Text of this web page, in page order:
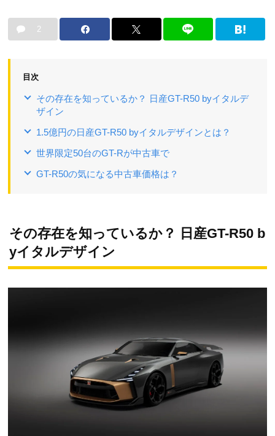
2
目次
その存在を知っているか？ 日産GT-R50 byイタルデ
ザイン
1.5億円の日産GT-R50 byイタルデザインとは？
世界限定50台のGT-Rが中古車で
GT-R50の気になる中古車価格は？
その存在を知っているか？ 日産GT-R50 b
yイタルデザイン